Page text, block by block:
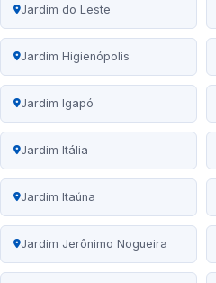
Jardim do Leste
Jardim Higienópolis
Jardim Igapó
Jardim Itália
Jardim Itaúna
Jardim Jerônimo Nogueira